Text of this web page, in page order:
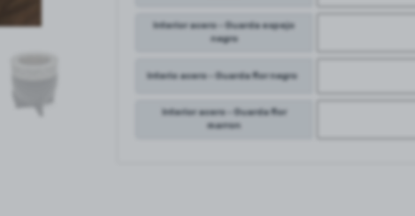
Interior acero - Guarda espejo
negro
Interio acero - Guarda flor negro
Interior acero - Guarda flor
marron